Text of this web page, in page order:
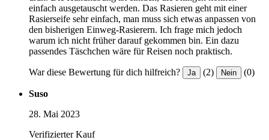
einfach ausgetauscht werden. Das Rasieren geht mit einer
Rasierseife sehr einfach, man muss sich etwas anpassen von
den bisherigen Einweg-Rasierern. Ich frage mich jedoch
warum ich nicht früher darauf gekommen bin. Ein dazu
passendes Täschchen wäre für Reisen noch praktisch.
War diese Bewertung für dich hilfreich? Ja (2) Nein (0)
Suso
28. Mai 2023
Verifizierter Kauf